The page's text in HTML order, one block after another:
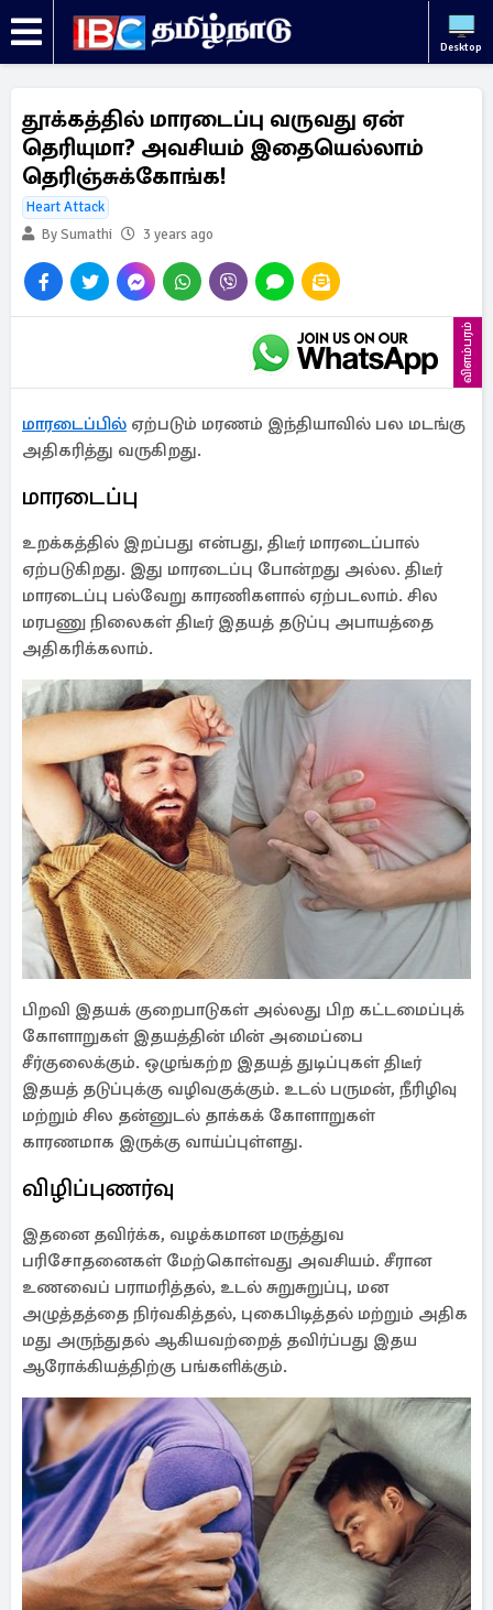
Desktop
தூக்கத்தில் மாரடைப்பு வருவது ஏன்
தெரியுமா? அவசியம் இதையெல்லாம்
தெரிஞ்சுக்கோங்க!
Heart Attack
By Sumathi
3 years ago
விளம்பரம்
மாரடைப்பில் ஏற்படும் மரணம் இந்தியாவில் பல மடங்கு
அதிகரித்து வருகிறது.
மாரடைப்பு
உறக்கத்தில் இறப்பது என்பது, திடீர் மாரடைப்பால்
ஏற்படுகிறது. இது மாரடைப்பு போன்றது அல்ல. திடீர்
மாரடைப்பு பல்வேறு காரணிகளால் ஏற்படலாம். சில
மரபணு நிலைகள் திடீர் இதயத் தடுப்பு அபாயத்தை
அதிகரிக்கலாம்.
பிறவி இதயக் குறைபாடுகள் அல்லது பிற கட்டமைப்புக்
கோளாறுகள் இதயத்தின் மின் அமைப்பை
சீர்குலைக்கும். ஒழுங்கற்ற இதயத் துடிப்புகள் திடீர்
இதயத் தடுப்புக்கு வழிவகுக்கும். உடல் பருமன், நீரிழிவு
மற்றும் சில தன்னுடல் தாக்கக் கோளாறுகள்
காரணமாக இருக்கு வாய்ப்புள்ளது.
விழிப்புணர்வு
இதனை தவிர்க்க, வழக்கமான மருத்துவ
பரிசோதனைகள் மேற்கொள்வது அவசியம். சீரான
உணவைப் பராமரித்தல், உடல் சுறுசுறுப்பு, மன
அழுத்தத்தை நிர்வகித்தல், புகைபிடித்தல் மற்றும் அதிக
மது அருந்துதல் ஆகியவற்றைத் தவிர்ப்பது இதய
ஆரோக்கியத்திற்கு பங்களிக்கும்.